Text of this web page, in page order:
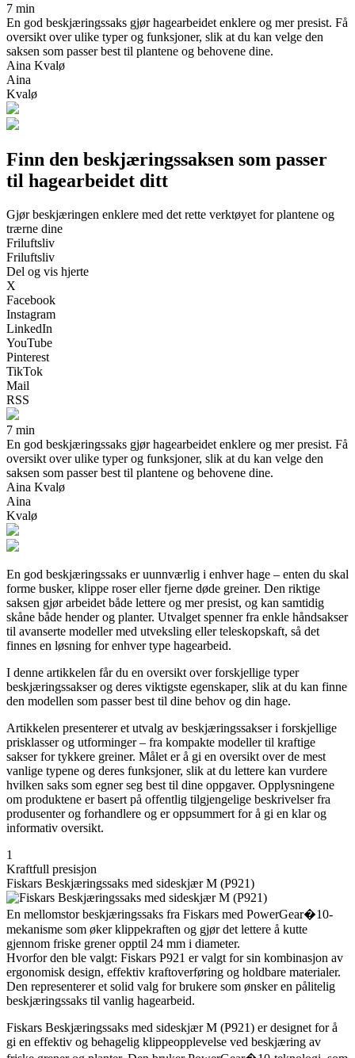
7 min
En god beskjæringssaks gjør hagearbeidet enklere og mer presist. Få
oversikt over ulike typer og funksjoner, slik at du kan velge den
saksen som passer best til plantene og behovene dine.
Aina Kvalø
Aina
Kvalø
Finn den beskjæringssaksen som passer
til hagearbeidet ditt
Gjør beskjæringen enklere med det rette verktøyet for plantene og
trærne dine
Friluftsliv
Friluftsliv
Del og vis hjerte
X
Facebook
Instagram
LinkedIn
YouTube
Pinterest
TikTok
Mail
RSS
7 min
En god beskjæringssaks gjør hagearbeidet enklere og mer presist. Få
oversikt over ulike typer og funksjoner, slik at du kan velge den
saksen som passer best til plantene og behovene dine.
Aina Kvalø
Aina
Kvalø
En god beskjæringssaks er uunnværlig i enhver hage – enten du skal
forme busker, klippe roser eller fjerne døde greiner. Den riktige
saksen gjør arbeidet både lettere og mer presist, og kan samtidig
skåne både hender og planter. Utvalget spenner fra enkle håndsakser
til avanserte modeller med utveksling eller teleskopskaft, så det
finnes en løsning for enhver type hagearbeid.
I denne artikkelen får du en oversikt over forskjellige typer
beskjæringssakser og deres viktigste egenskaper, slik at du kan finne
den modellen som passer best til dine behov og din hage.
Artikkelen presenterer et utvalg av beskjæringssakser i forskjellige
prisklasser og utforminger – fra kompakte modeller til kraftige
sakser for tykkere greiner. Målet er å gi en oversikt over de mest
vanlige typene og deres funksjoner, slik at du lettere kan vurdere
hvilken saks som egner seg best til dine oppgaver. Opplysningene
om produktene er basert på offentlig tilgjengelige beskrivelser fra
produsenter og forhandlere og er oppsummert for å gi en klar og
informativ oversikt.
1
Kraftfull presisjon
Fiskars Beskjæringssaks med sideskjær M (P921)
En mellomstor beskjæringssaks fra Fiskars med PowerGear�10-
mekanisme som øker klippekraften og gjør det lettere å kutte
gjennom friske grener opptil 24 mm i diameter.
Hvorfor den ble valgt: Fiskars P921 er valgt for sin kombinasjon av
ergonomisk design, effektiv kraftoverføring og holdbare materialer.
Den representerer et solid valg for brukere som ønsker en pålitelig
beskjæringssaks til vanlig hagearbeid.
Fiskars Beskjæringssaks med sideskjær M (P921) er designet for å
gi en effektiv og behagelig klippeopplevelse ved beskjæring av